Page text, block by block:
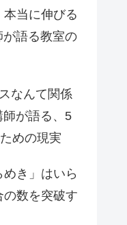
本当に伸びる
語る教室の
なんて関係
が語る、5
めの現実
めき」はいら
数を突破す